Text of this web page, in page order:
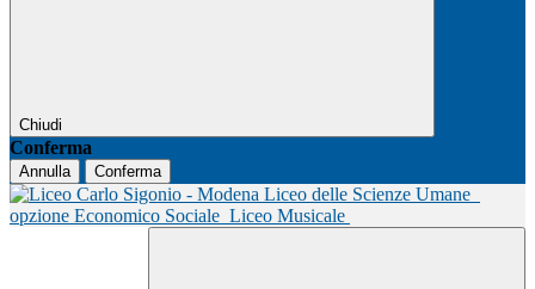
Chiudi
Conferma
Annulla Conferma
Liceo delle Scienze Umane
opzione Economico Sociale Liceo Musicale